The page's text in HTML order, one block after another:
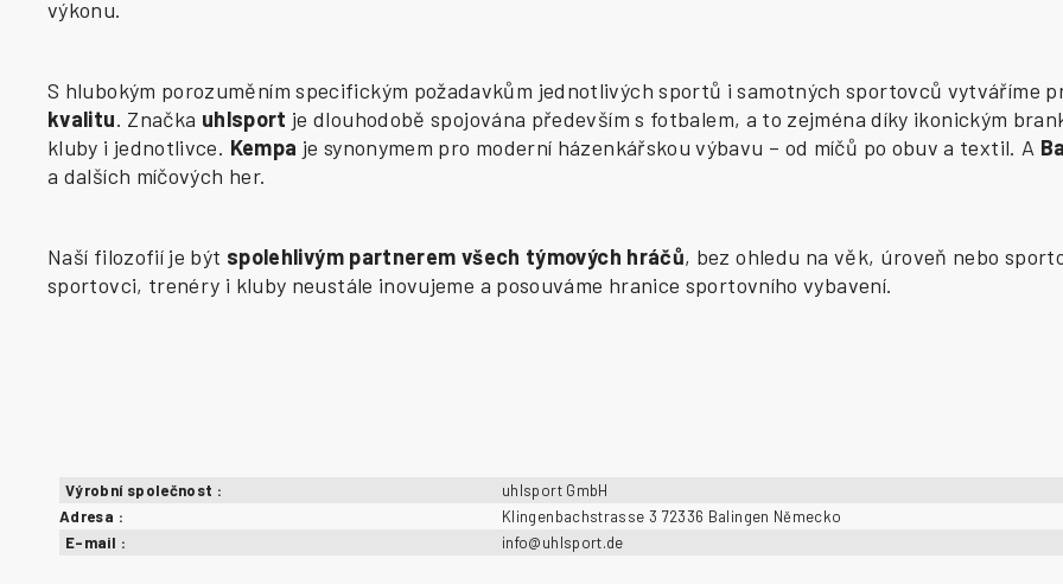
výkonu.
S hlubokým porozuměním specifickým požadavkům jednotlivých sportů i samotných sportovců vytváříme
kvalitu. Značka uhlsport je dlouhodobě spojována především s fotbalem, a to zejména díky ikonickým
kluby i jednotlivce. Kempa je synonymem pro moderní házenkářskou výbavu – od míčů po obuv a textil. A
a dalších míčových her.
Naší filozofií je být spolehlivým partnerem všech týmových hráčů, bez ohledu na věk, úroveň nebo
sportovci, trenéry i kluby neustále inovujeme a posouváme hranice sportovního vybavení.
Výrobní společnost :
uhlsport GmbH
Adresa :
Klingenbachstrasse 3 72336 Balingen Německo
E-mail : info@uhlsport.de